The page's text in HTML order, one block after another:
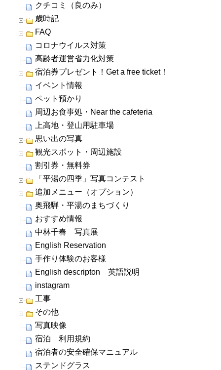
クチコミ（良のみ）
歳時記
FAQ
コロナウイルス対策
高齢者運営省力化対策
宿泊券プレゼント！Get a free ticket！
イベント情報
ペット預かり
周辺お食事処・Near the cafeteria
上高地・登山用駐車場
思い出の写真
観光スポット・周辺施設
割引券・無料券
「平湯の四季」写真コンテスト
追加メニュー（オプション）
奥飛騨・平湯のまちづくり
おすすめ情報
中林千春 写真展
English Reservation
手作り体験のお客様
English descripton 英語説明
instagram
工事
その他
写真映像
宿泊 利用規約
宿泊者の安全確保マニュアル
ステンドグラス